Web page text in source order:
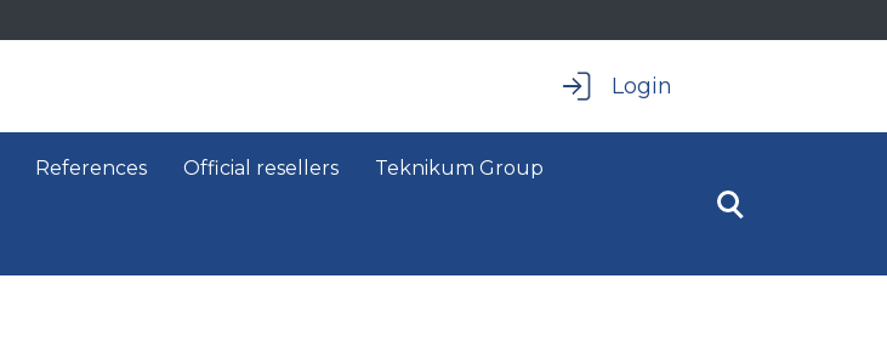
Login
References Official resellers Teknikum Group